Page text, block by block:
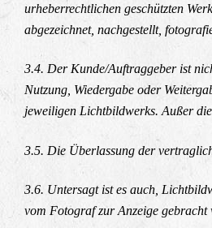
urheberrechtlichen geschützten
abgezeichnet, nachgestellt,
3.4. Der Kunde/Auftraggeber ist
Nutzung, Wiedergabe oder
jeweiligen Lichtbildwerks. Außer
3.5. Die Überlassung der
3.6. Untersagt ist es auch,
vom Fotograf zur Anzeige gebracht